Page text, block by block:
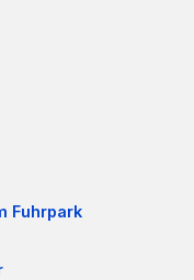
Fuhrpark